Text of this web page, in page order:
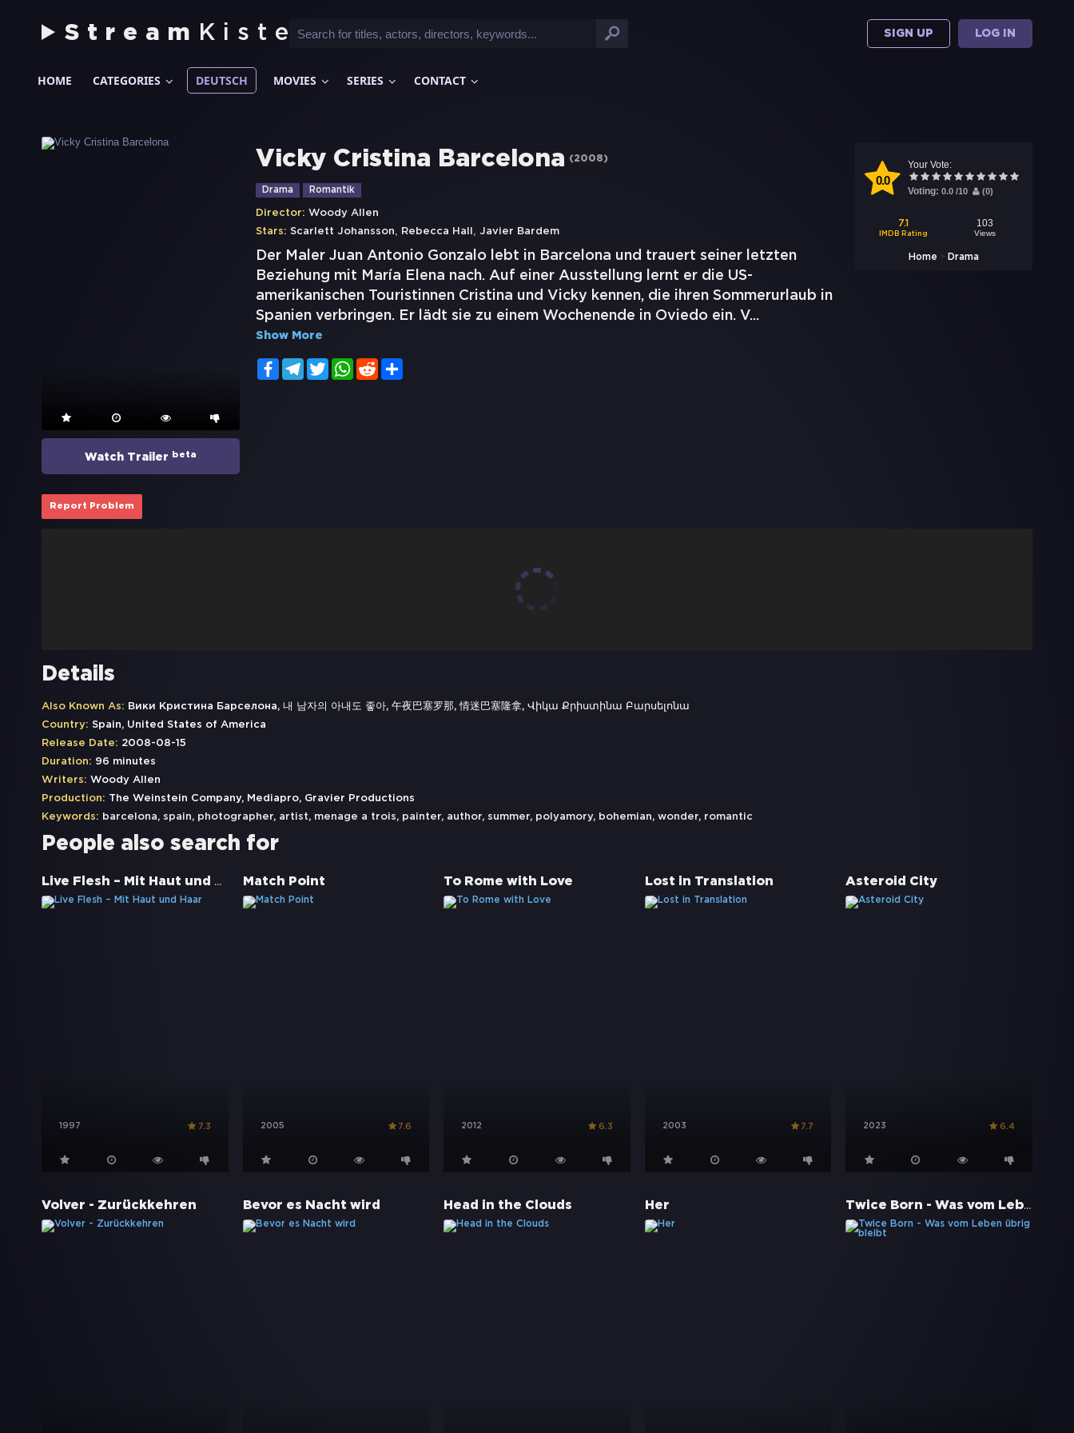
Stream Kiste SIGN UP LOG IN
HOME CATEGORIES DEUTSCH MOVIES SERIES CONTACT
Watch Trailer beta
0.0
Your Vote:
Voting: 0.0 /10 (0)
7.1
IMDB Rating
103
Views
Home > Drama
Vicky Cristina Barcelona (2008)
Drama Romantik
Director: Woody Allen
Stars: Scarlett Johansson, Rebecca Hall , Javier Bardem
Der Maler Juan Antonio Gonzalo lebt in Barcelona und trauert seiner letzten
Beziehung mit María Elena nach. Auf einer Ausstellung lernt er die US-
amerikanischen Touristinnen Cristina und Vicky kennen, die ihren Sommerurlaub in
Spanien verbringen. Er lädt sie zu einem Wochenende in Oviedo ein. V...
Show More
FacebookTelegramTwitterWhatsApp
Reddit
Report Problem
Details
Also Known As: Вики Кристина Барселона, 내 남자의 아내도 좋아, 午夜巴塞罗那, 情迷巴塞隆拿, Վիկա Քրիստինա Բարսելոնա
Country: Spain, United States of America
Release Date: 2008-08-15
Duration: 96 minutes
Writers: Woody Allen
Production: The Weinstein Company, Mediapro, Gravier Productions
Keywords: barcelona, spain, photographer, artist, menage a trois, painter, author, summer, polyamory, bohemian, wonder, romantic
People also search for
Live Flesh – Mit Haut und Haar
1997 7.3
Match Point
2005 7.6
To Rome with Love
2012 6.3
Lost in Translation
2003 7.7
Asteroid City
2023 6.4
Volver - Zurückkehren Bevor es Nacht wird Head in the Clouds Her Twice Born - Was vom Leben übrig bleibt